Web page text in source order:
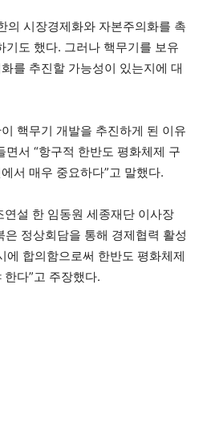
의 시장경제화와 자본주의화를 촉
기도 했다. 그러나 핵무기를 보유
를 추진할 가능성이 있는지에 대
핵무기 개발을 추진하게 된 이유
면서 “항구적 한반도 평화체제 구
서 매우 중요하다”고 말했다.
설 한 임동원 세종재단 이사장
은 정상회담을 통해 경제협력 활성
에 합의함으로써 한반도 평화체제
다”고 주장했다.